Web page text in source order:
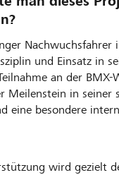
Nachwuchsfahrer
und Einsatz in
an der BMX-
Meilenstein in seiner
eine besondere
wird gezielt